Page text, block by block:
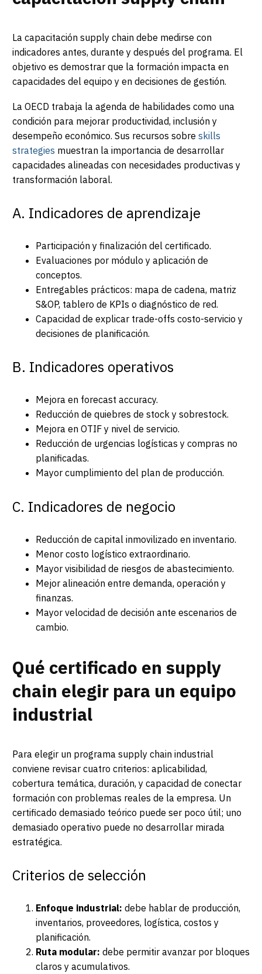
La capacitación supply chain debe medirse con
indicadores antes, durante y después del programa. El
objetivo es demostrar que la formación impacta en
capacidades del equipo y en decisiones de gestión.
La OECD trabaja la agenda de habilidades como una
condición para mejorar productividad, inclusión y
desempeño económico. Sus recursos sobre skills
strategies muestran la importancia de desarrollar
capacidades alineadas con necesidades productivas y
transformación laboral.
A. Indicadores de aprendizaje
Participación y finalización del certificado.
Evaluaciones por módulo y aplicación de
conceptos.
Entregables prácticos: mapa de cadena, matriz
S&OP, tablero de KPIs o diagnóstico de red.
Capacidad de explicar trade-offs costo-servicio y
decisiones de planificación.
B. Indicadores operativos
Mejora en forecast accuracy.
Reducción de quiebres de stock y sobrestock.
Mejora en OTIF y nivel de servicio.
Reducción de urgencias logísticas y compras no
planificadas.
Mayor cumplimiento del plan de producción.
C. Indicadores de negocio
Reducción de capital inmovilizado en inventario.
Menor costo logístico extraordinario.
Mayor visibilidad de riesgos de abastecimiento.
Mejor alineación entre demanda, operación y
finanzas.
Mayor velocidad de decisión ante escenarios de
cambio.
Qué certificado en supply
chain elegir para un equipo
industrial
Para elegir un programa supply chain industrial
conviene revisar cuatro criterios: aplicabilidad,
cobertura temática, duración, y capacidad de conectar
formación con problemas reales de la empresa. Un
certificado demasiado teórico puede ser poco útil; uno
demasiado operativo puede no desarrollar mirada
estratégica.
Criterios de selección
Enfoque industrial: debe hablar de producción,
inventarios, proveedores, logística, costos y
planificación.
Ruta modular: debe permitir avanzar por bloques
claros y acumulativos.